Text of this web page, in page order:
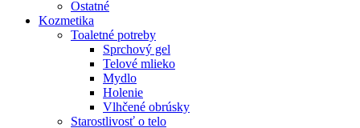
Ostatné
Kozmetika
Toaletné potreby
Sprchový gel
Telové mlieko
Mydlo
Holenie
Vlhčené obrúsky
Starostlivosť o telo